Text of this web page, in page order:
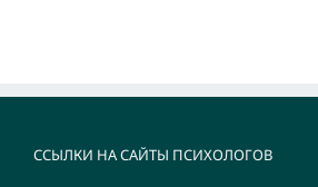
ССЫЛКИ НА САЙТЫ ПСИХОЛОГОВ